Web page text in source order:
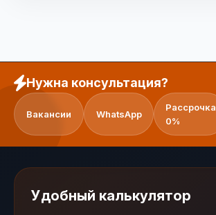
Нужна консультация?
Вакансии WhatsApp
Рассрочка
0%
Удобный калькулятор